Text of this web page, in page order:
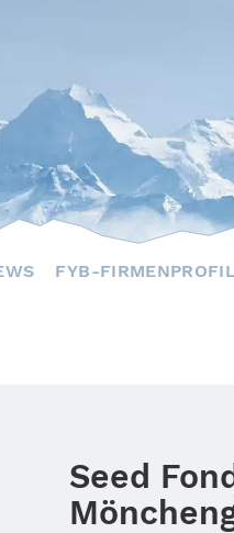
FYB-
Seed